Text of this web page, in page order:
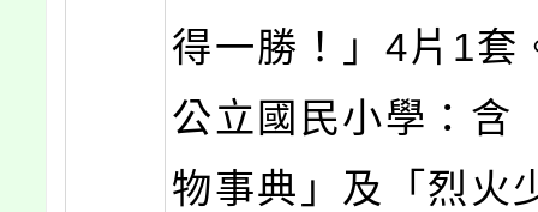
得一勝！」4片1套
公立國民小學：含
物事典」及「烈火